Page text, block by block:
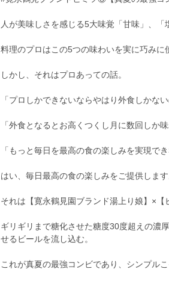
人が美味しさを感じる5大味覚「甘味」、「
料理のプロはこの5つの味わいを実に巧みに
しかし、それはプロあっての話。
「プロしかできないならやはり外食しかない
「外食となるとお高くつくし月に数回しか
「もっと毎日を最高の食の楽しみを実現で
はい、毎日最高の食の楽しみをご提供します
それは【寛永鶴見園ブランド湯上り娘】×【
ギリギリまで糖化させた糖度30度超えの濃
せるビールを流し込む。
これが真夏の最強コンビであり、シンプルこ